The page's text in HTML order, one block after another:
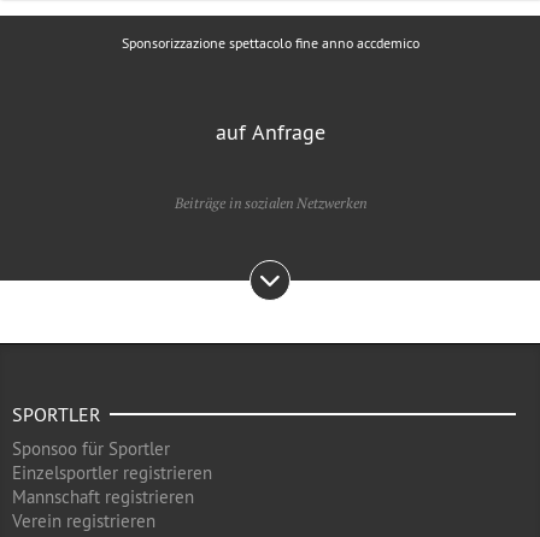
Sponsorizzazione spettacolo fine anno accdemico
auf Anfrage
Beiträge in sozialen Netzwerken
SPORTLER
Sponsoo für Sportler
Einzelsportler registrieren
Mannschaft registrieren
Verein registrieren